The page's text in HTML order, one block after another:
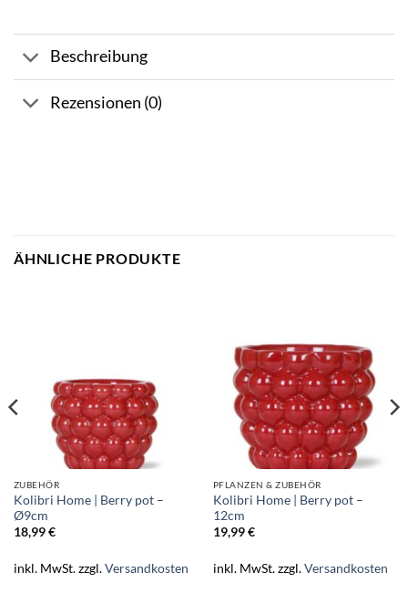
Beschreibung
Rezensionen (0)
ÄHNLICHE PRODUKTE
ZUBEHÖR
Kolibri Home | Berry pot –
Ø9cm
18,99€
inkl. MwSt.zzgl.Versandkosten
PFLANZEN & ZUBEHÖR
Kolibri Home | Berry pot –
12cm
19,99€
inkl. MwSt.zzgl.Versandkosten